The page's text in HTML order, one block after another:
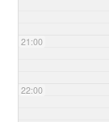
21:00
22:00